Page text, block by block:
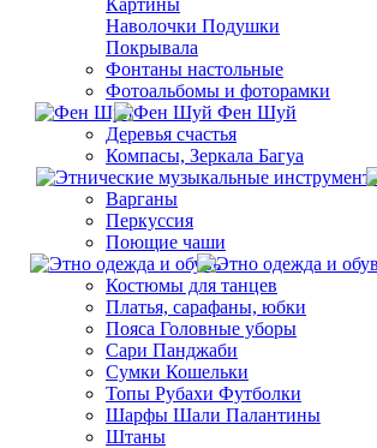
Картины
Наволочки Подушки
Покрывала
Фонтаны настольные
Фотоальбомы и фоторамки
Фен Шуй
Деревья счастья
Компасы, Зеркала Багуа
Варганы
Перкуссия
Поющие чаши
Костюмы для танцев
Платья, сарафаны, юбки
Пояса Головные уборы
Сари Панджаби
Сумки Кошельки
Топы Рубахи Футболки
Шарфы Шали Палантины
Штаны